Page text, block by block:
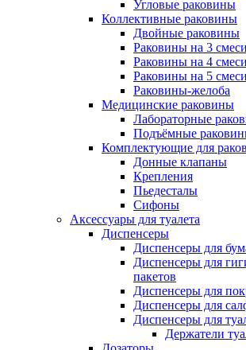
Угловые раковины
Коллективные раковины
Двойные раковины
Раковины на 3
Раковины на 4
Раковины на 5
Раковины-желоба
Медицинские раковины
Лабораторные
Подъёмные
Комплектующие для
Донные клапаны
Крепления
Пьедесталы
Сифоны
Аксессуары для туалета
Диспенсеры
Диспенсеры для
Диспенсеры для
пакетов
Диспенсеры для
Диспенсеры для
Диспенсеры для
Держатели